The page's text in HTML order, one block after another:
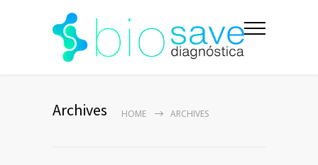
Archives HOME ARCHIVES